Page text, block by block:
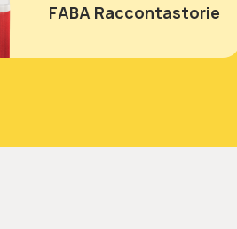
FABA Raccontastorie